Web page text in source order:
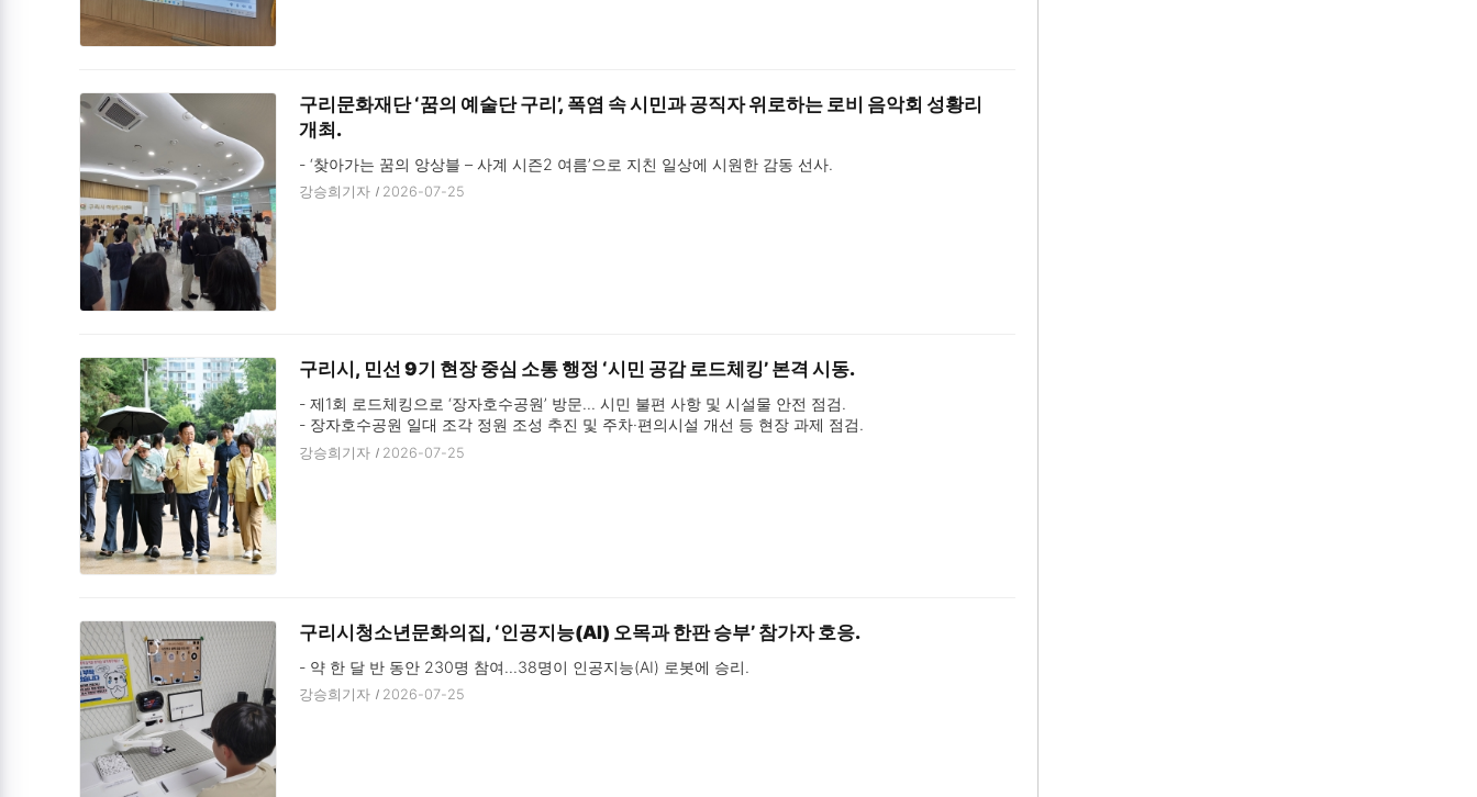
구리문화재단 ‘꿈의 예술단 구리’, 폭염 속 시민과 공직자 위로하는 로비 음악회 성황리
개최.
- ‘찾아가는 꿈의 앙상블 – 사계 시즌2 여름’으로 지친 일상에 시원한 감동 선사.
강승희기자 2026-07-25
구리시, 민선 9기 현장 중심 소통 행정 ‘시민 공감 로드체킹’ 본격 시동.
- 제1회 로드체킹으로 ‘장자호수공원’ 방문… 시민 불편 사항 및 시설물 안전 점검.
- 장자호수공원 일대 조각 정원 조성 추진 및 주차·편의시설 개선 등 현장 과제 점검.
- 현장에서 답을 찾는 발로 뛰는 행정으로 시민 체감 만족도 제고.
강승희기자 2026-07-25
구리시청소년문화의집, ‘인공지능(AI) 오목과 한판 승부’ 참가자 호응.
- 약 한 달 반 동안 230명 참여…38명이 인공지능(AI) 로봇에 승리.
강승희기자 2026-07-25